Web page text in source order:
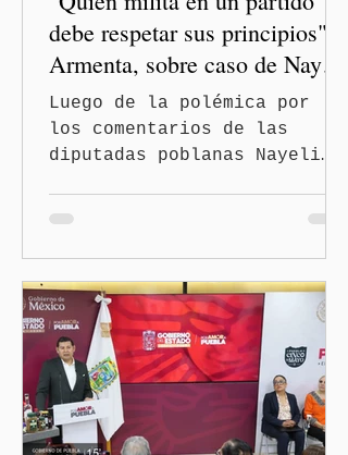
debe respetar sus principios":
Armenta, sobre caso de Nayeli
Salvatori y Graciela Palomares
Luego de la polémica por
los comentarios de las
diputadas poblanas Nayeli
discriminatorios, el
gobernador de Puebla,
Alejandro Armenta Mier,
respaldó la postura de la
presidenta Claudia
Sheinbaum Pardo y de la
dirigencia nacional de
Morena y dejó en manos de